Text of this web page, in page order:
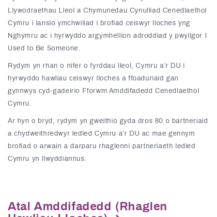
Llywodraethau Lleol a Chymunedau Cynulliad Cenedlaethol
Cymru i lansio ymchwiliad i brofiad ceiswyr lloches yng
Nghymru ac i hyrwyddo argymhellion adroddiad y pwyllgor I
Used to Be Someone.
Rydym yn rhan o nifer o fyrddau lleol, Cymru a’r DU i
hyrwyddo hawliau ceiswyr lloches a ffoaduriaid gan
gynnwys cyd-gadeirio Fforwm Amddifadedd Cenedlaethol
Cymru.
Ar hyn o bryd, rydym yn gweithio gyda dros 80 o bartneriaid
a chydweithredwyr ledled Cymru a’r DU ac mae gennym
brofiad o arwain a darparu rhaglenni partneriaeth ledled
Cymru yn llwyddiannus.
Atal Amddifadedd (Rhaglen